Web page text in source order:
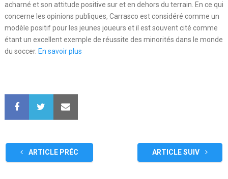
acharné et son attitude positive sur et en dehors du terrain. En ce qui
concerne les opinions publiques, Carrasco est considéré comme un
modèle positif pour les jeunes joueurs et il est souvent cité comme
étant un excellent exemple de réussite des minorités dans le monde
du soccer. En savoir plus
ARTICLE PRÉC ARTICLE SUIV